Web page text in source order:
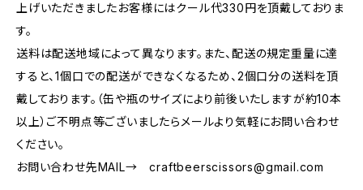
上げいただきましたお客様にはクール代330円を頂戴しておりま
す。
送料は配送地域によって異なります。また、配送の規定重量に達
すると、1個口での配送ができなくなるため、2個口分の送料を頂
戴しております。（缶や瓶のサイズにより前後いたしますが約10本
以上）ご不明点等ございましたらメールより気軽にお問い合わせ
ください。
お問い合わせ先MAIL→craftbeerscissors@gmail.com